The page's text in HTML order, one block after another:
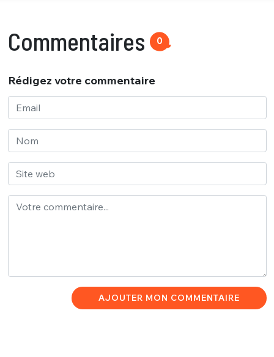
Commentaires 0
Rédigez votre commentaire
AJOUTER MON COMMENTAIRE